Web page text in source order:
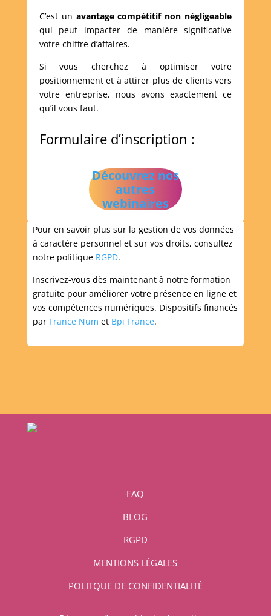
C’est un avantage compétitif non négligeable
qui peut impacter de manière significative
votre chiffre d’affaires.
Si vous cherchez à optimiser votre
positionnement et à attirer plus de clients vers
votre entreprise, nous avons exactement ce
qu’il vous faut.
Formulaire d’inscription :
Découvrez nos
autres
webinaires
Pour en savoir plus sur la gestion de vos données
à caractère personnel et sur vos droits, consultez
notre politique RGPD.
Inscrivez-vous dès maintenant à notre formation
gratuite pour améliorer votre présence en ligne et
vos compétences numériques. Dispositifs financés
par France Num et Bpi France.
FAQ
BLOG
RGPD
MENTIONS LÉGALES
POLITQUE DE CONFIDENTIALITÉ